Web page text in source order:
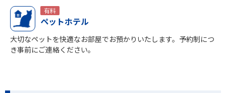
有料
ペットホテル
大切なペットを快適なお部屋でお預かりいたします。予約制につ
き事前にご連絡ください。